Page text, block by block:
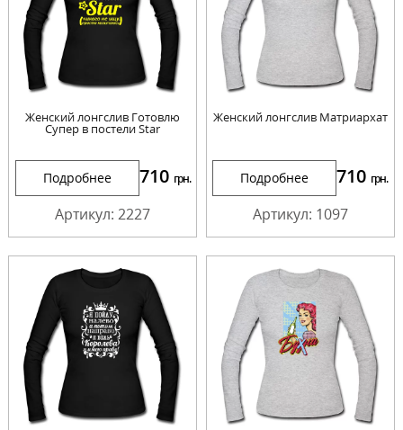
Женский лонгслив Готовлю
Супер в постели Star
Подробнее 710 грн.
Артикул: 2227
Женский лонгслив Матриархат
Подробнее 710 грн.
Артикул: 1097